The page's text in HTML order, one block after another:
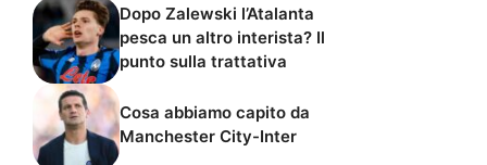
Dopo Zalewski l’Atalanta
pesca un altro interista? Il
punto sulla trattativa
Cosa abbiamo capito da
Manchester City-Inter